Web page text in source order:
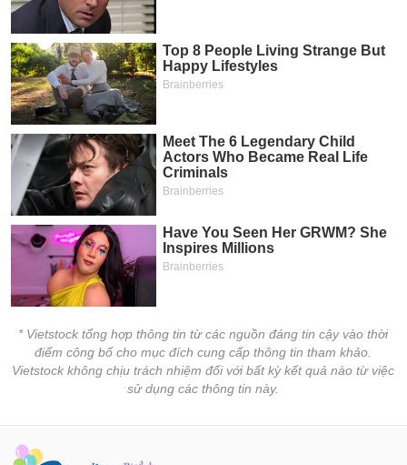
* Vietstock tổng hợp thông tin từ các nguồn đáng tin cậy vào thời
điểm công bố cho mục đích cung cấp thông tin tham khảo.
Vietstock không chịu trách nhiệm đối với bất kỳ kết quả nào từ việc
sử dụng các thông tin này.